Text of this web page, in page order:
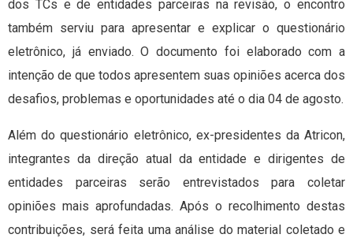
dos TCs e de entidades parceiras na revisão, o encontro
também serviu para apresentar e explicar o questionário
eletrônico, já enviado. O documento foi elaborado com a
intenção de que todos apresentem suas opiniões acerca dos
desafios, problemas e oportunidades até o dia 04 de agosto.
Além do questionário eletrônico, ex-presidentes da Atricon,
integrantes da direção atual da entidade e dirigentes de
entidades parceiras serão entrevistados para coletar
opiniões mais aprofundadas. Após o recolhimento destas
contribuições, será feita uma análise do material coletado e